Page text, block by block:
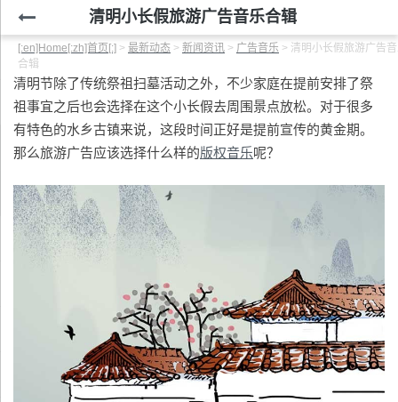
清明小长假旅游广告音乐合辑
[:en]Home[:zh]首页[:] > 最新动态 > 新闻资讯 > 广告音乐 > 清明小长假旅游广告
合辑
清明节除了传统祭祖扫墓活动之外，不少家庭在提前安排了祭
祖事宜之后也会选择在这个小长假去周围景点放松。对于很多
有特色的水乡古镇来说，这段时间正好是提前宣传的黄金期。
那么旅游广告应该选择什么样的版权音乐呢？